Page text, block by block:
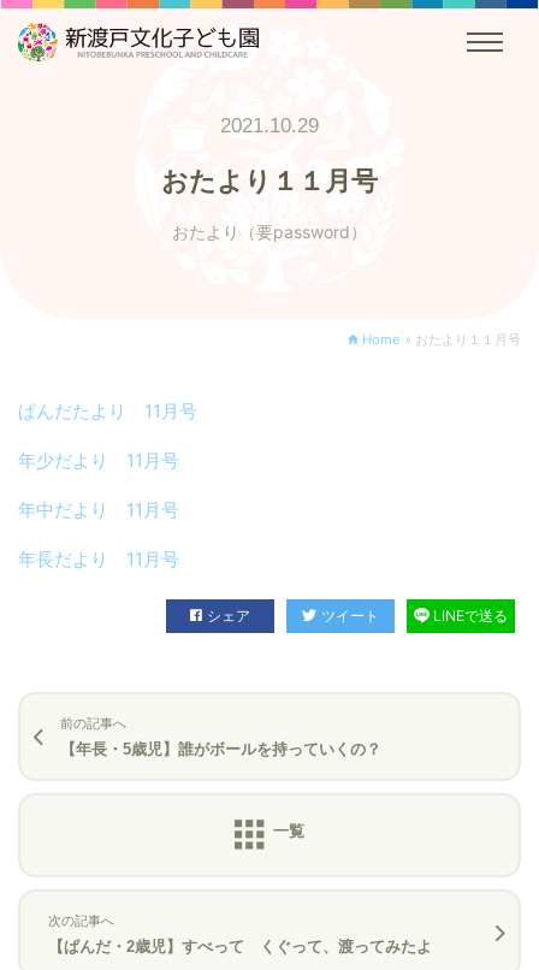
2021.10.29
おたより１１月号
おたより（要password）
Home » おたより１１月号
ぱんだたより 11月号
年少だより 11月号
年中だより 11月号
年長だより 11月号
シェア ツイート LINEで送る
前の記事へ
【年長・5歳児】誰がボールを持っていくの？
次の記事へ
【ぱんだ・2歳児】すべって くぐって、渡ってみたよ